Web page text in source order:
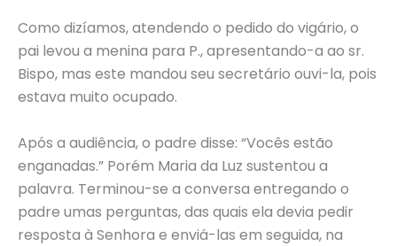
Como dizíamos, atendendo o pedido do vigário, o
pai levou a menina para P., apresentando-a ao sr.
Bispo, mas este mandou seu secretário ouvi-la, pois
estava muito ocupado.
Após a audiência, o padre disse: “Vocês estão
enganadas.” Porém Maria da Luz sustentou a
palavra. Terminou-se a conversa entregando o
padre umas perguntas, das quais ela devia pedir
resposta à Senhora e enviá-las em seguida, na